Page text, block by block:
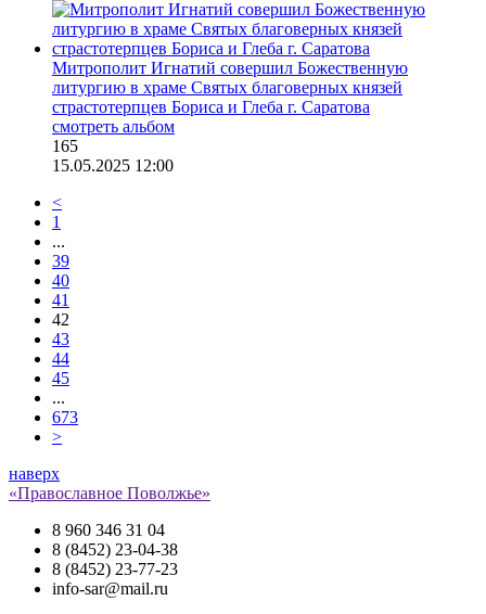
Митрополит Игнатий совершил Божественную
литургию в храме Святых благоверных князей
страстотерпцев Бориса и Глеба г. Саратова
смотреть альбом
165
15.05.2025 12:00
<
1
...
39
40
41
42
43
44
45
...
673
>
наверх
«Православное Поволжье»
8 960 346 31 04
8 (8452) 23-04-38
8 (8452) 23-77-23
info-sar@mail.ru